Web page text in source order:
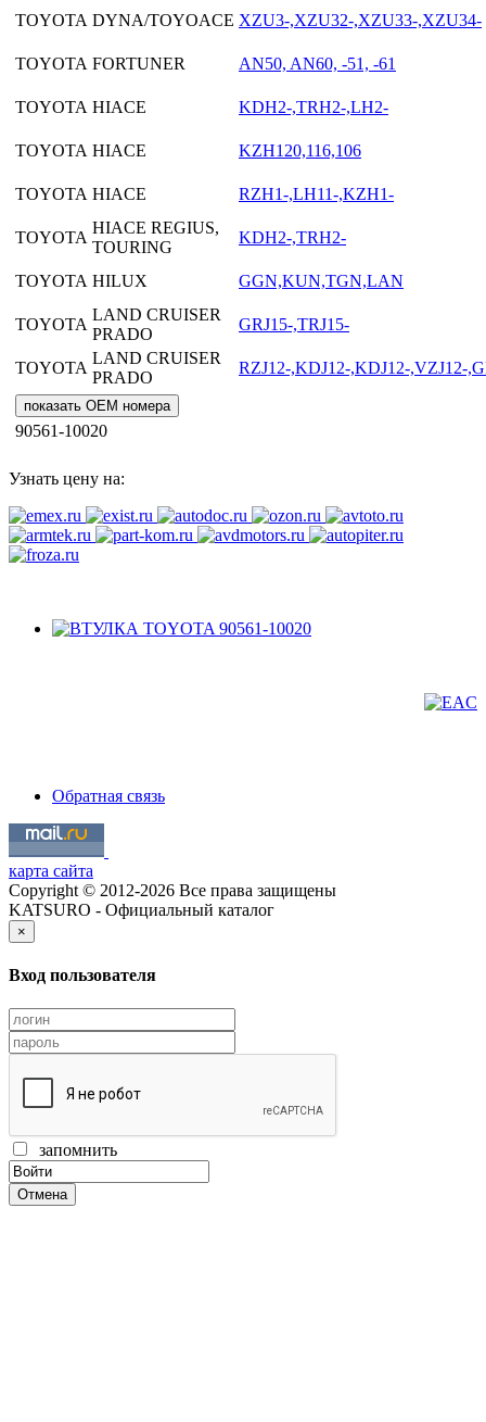
TOYOTA DYNA/TOYOACE XZU3-,XZU32-,XZU33-,XZU34-
TOYOTA FORTUNER AN50, AN60, -51, -61
TOYOTA HIACE KDH2-,TRH2-,LH2-
TOYOTA HIACE KZH120,116,106
TOYOTA HIACE RZH1-,LH11-,KZH1-
TOYOTA
HIACE REGIUS,
TOURING
KDH2-,TRH2-
TOYOTA HILUX GGN,KUN,TGN,LAN
TOYOTA
LAND CRUISER
PRADO
GRJ15-,TRJ15-
TOYOTA
LAND CRUISER
PRADO
RZJ12-,KDJ12-,KDJ12-,VZJ12-
показать OEM номера
90561-10020
Узнать цену на:
Обратная связь
карта сайта
Copyright © 2012-2026 Все права защищены
KATSURO - Официальный каталог
×
Вход пользователя
запомнить
Отмена